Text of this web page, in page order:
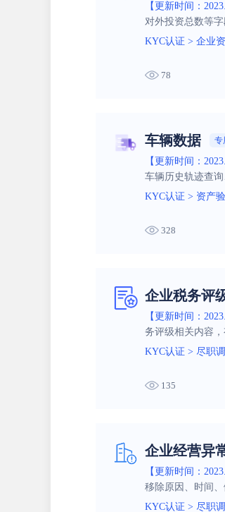
【更新时间：
对外投资总数等字
KYC认证 > 企业
78
车辆数据 专
【更新时间：
车辆历史轨迹查
KYC认证 > 资产
328
企业税务评
【更新时间：
务评级相关内容
KYC认证 > 尽职
135
企业经营异
【更新时间：
移除原因、时间
KYC认证 > 尽职